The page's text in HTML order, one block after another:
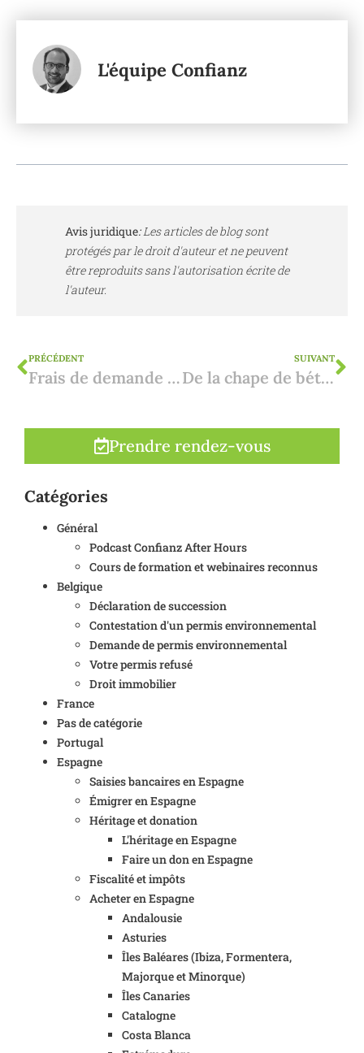
L'équipe Confianz
Avis juridique:Les articles de blog sont
protégés par le droit d'auteur et ne peuvent
être reproduits sans l'autorisation écrite de
l'auteur.
PRÉCÉDENT
Frais de demande de permis environnemental : une vue d'ensemble
SUIVANT
De la chape de béton au changement de construction : implications pratiques pour votre application de construction
Prendre rendez-vous
Catégories
Général
Podcast Confianz After Hours
Cours de formation et webinaires reconnus
Belgique
Déclaration de succession
Contestation d'un permis environnemental
Demande de permis environnemental
Votre permis refusé
Droit immobilier
France
Pas de catégorie
Portugal
Espagne
Saisies bancaires en Espagne
Émigrer en Espagne
Héritage et donation
L'héritage en Espagne
Faire un don en Espagne
Fiscalité et impôts
Acheter en Espagne
Andalousie
Asturies
Îles Baléares (Ibiza, Formentera,
Majorque et Minorque)
Îles Canaries
Catalogne
Costa Blanca